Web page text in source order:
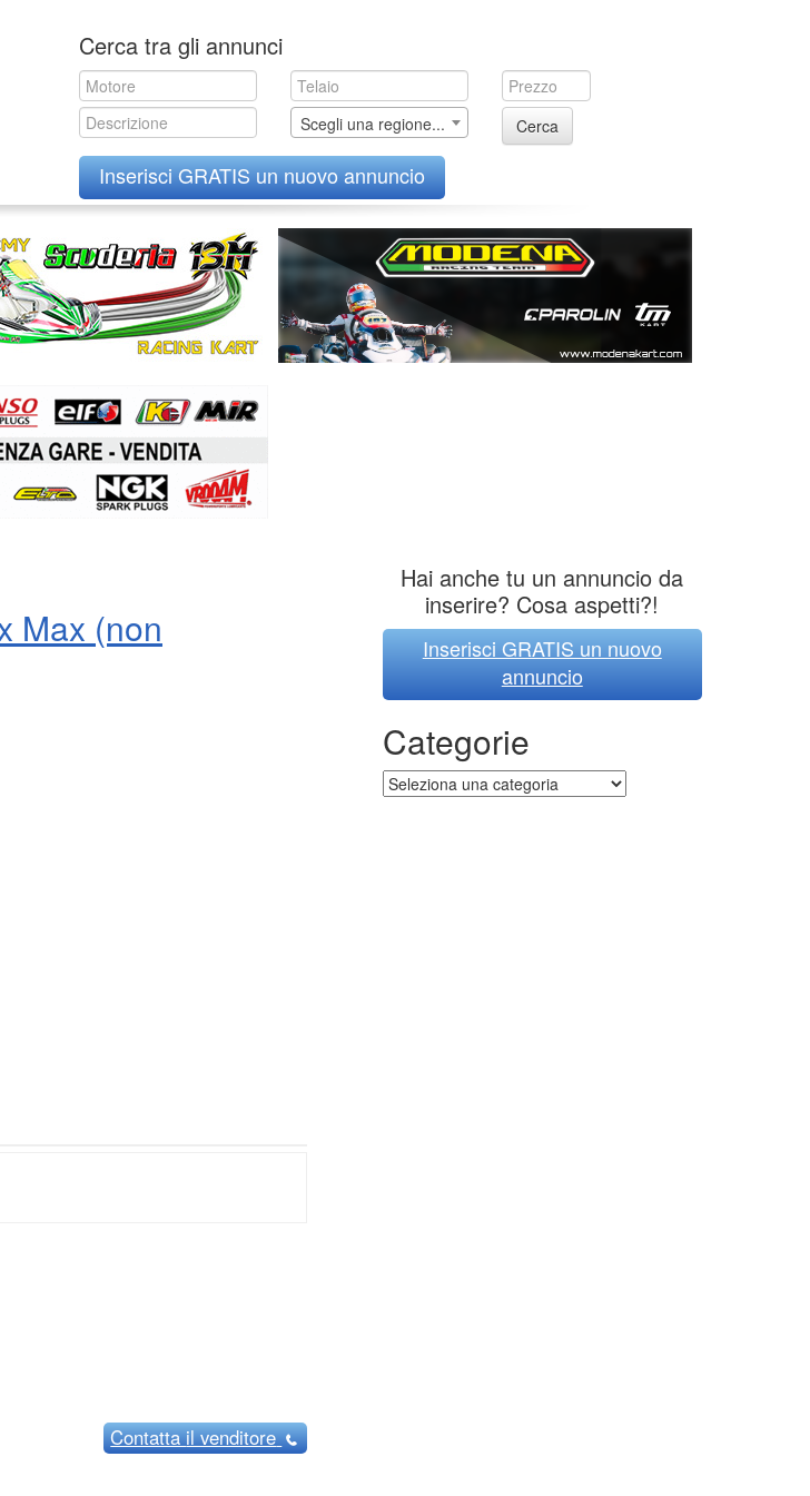
to
content
Cerca tra gli annunci
Scegli una regione... Cerca
Inserisci GRATIS un nuovo annuncio
Max (non
Contattail venditore
Hai anche tu un annuncio da
inserire? Cosa aspetti?!
Inserisci GRATIS un nuovo
annuncio
Categorie
Categorie